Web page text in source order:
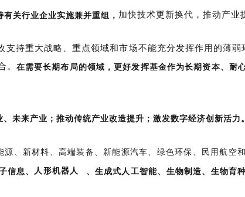
有关行业企业实施兼并重组， 加快技术更新换代，推动产业
支持重大战略、重点领域和市场不能充分发挥作用的薄
在需要长期布局的领域，更好发挥基金作为长期资本、耐
未来产业；推动传统产业改造提升；激发数字经济创新活力。
、新材料、高端装备、新能源汽车、绿色环保、民用航空
信息、 人形机器人 、生成式人工智能、生物制造、生物育